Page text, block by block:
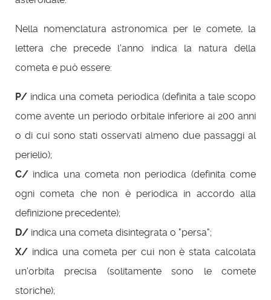
Nella nomenclatura astronomica per le comete, la
lettera che precede l'anno indica la natura della
cometa e può essere:
P/ indica una cometa periodica (definita a tale scopo
come avente un periodo orbitale inferiore ai 200 anni
o di cui sono stati osservati almeno due passaggi al
perielio);
C/ indica una cometa non periodica (definita come
ogni cometa che non è periodica in accordo alla
definizione precedente);
D/ indica una cometa disintegrata o "persa";
X/ indica una cometa per cui non è stata calcolata
un'orbita precisa (solitamente sono le comete
storiche);